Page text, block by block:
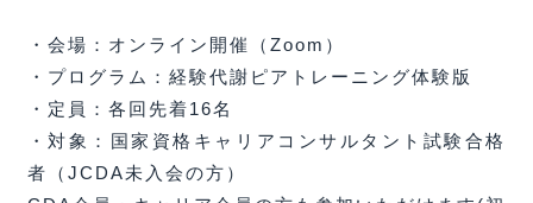
・会場：オンライン開催（Zoom）
・プログラム：経験代謝ピアトレーニング体験版
・定員：各回先着16名
・対象：国家資格キャリアコンサルタント試験合格
者（JCDA未入会の方）